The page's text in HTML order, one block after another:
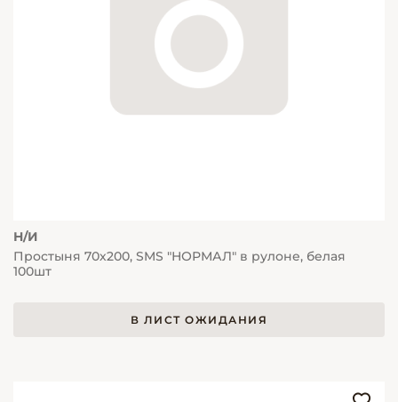
Н/И
Простыня 70х200, SMS "НОРМАЛ" в рулоне, белая
100шт
В ЛИСТ ОЖИДАНИЯ